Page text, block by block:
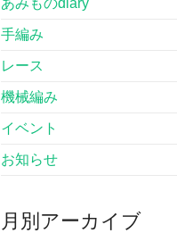
あみものdiary
手編み
レース
機械編み
イベント
お知らせ
月別アーカイブ